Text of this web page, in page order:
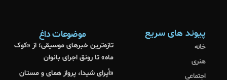
پیوند های سریع
خانه
هنری
اجتماعی
موضوعات داغ
تازه‌ترین خبرهای موسیقی؛ از «کوک
ماه» تا رونق اجرای بانوان
«اُپرای شیدا، پرواز همای و مستان